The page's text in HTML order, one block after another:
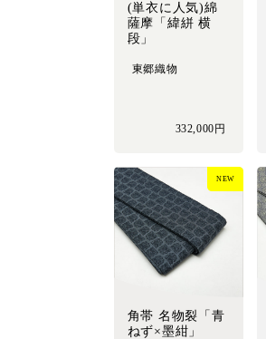
(単衣に人気)綿
薩摩「緯絣 横
段」
東郷織物
332,000円
角帯 名物裂「青
ねず×墨紺」
NEW